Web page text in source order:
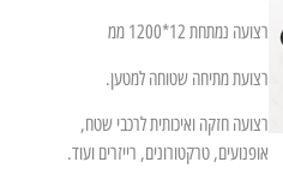
רצועה נמתחת 12*1200 ממ
רצועת מתיחה שטוחה למטען.
רצועה חזקה ואיכותית לרכבי שטח,
אופנועים, טרקטורונים, רייזרים ועוד.